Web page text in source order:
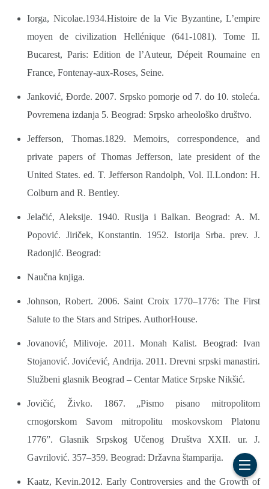
Iorga, Nicolae.1934.Histoire de la Vie Byzantine, L’empire
moyen de civilization Hellénique (641-1081). Tome II.
Bucarest, Paris: Edition de l’Auteur, Dépeit Roumaine en
France, Fontenay-aux-Roses, Seine.
Janković, Đorđe. 2007. Srpsko pomorje od 7. do 10. stoleća.
Povremena izdanja 5. Beograd: Srpsko arheološko društvo.
Jefferson, Thomas.1829. Memoirs, correspondence, and
private papers of Thomas Jefferson, late president of the
United States. ed. T. Jefferson Randolph, Vol. II.London: H.
Colburn and R. Bentley.
Jelačić, Aleksije. 1940. Rusija i Balkan. Beograd: A. M.
Popović. Jiriček, Konstantin. 1952. Istorija Srba. prev. J.
Radonjić. Beograd:
Naučna knjiga.
Johnson, Robert. 2006. Saint Croix 1770–1776: The First
Salute to the Stars and Stripes. AuthorHouse.
Jovanović, Milivoje. 2011. Monah Kalist. Beograd: Ivan
Stojanović. Jovićević, Andrija. 2011. Drevni srpski manastiri.
Službeni glasnik Beograd – Centar Matice Srpske Nikšić.
Jovičić, Živko. 1867. „Pismo pisano mitropolitom
crnogorskom Savom mitropolitu moskovskom Platonu
1776”. Glasnik Srpskog Učenog Društva XXII. ur. J.
Gavrilović. 357–359. Beograd: Državna štamparija.
Kaatz, Kevin.2012. Early Controversies and the Growth of